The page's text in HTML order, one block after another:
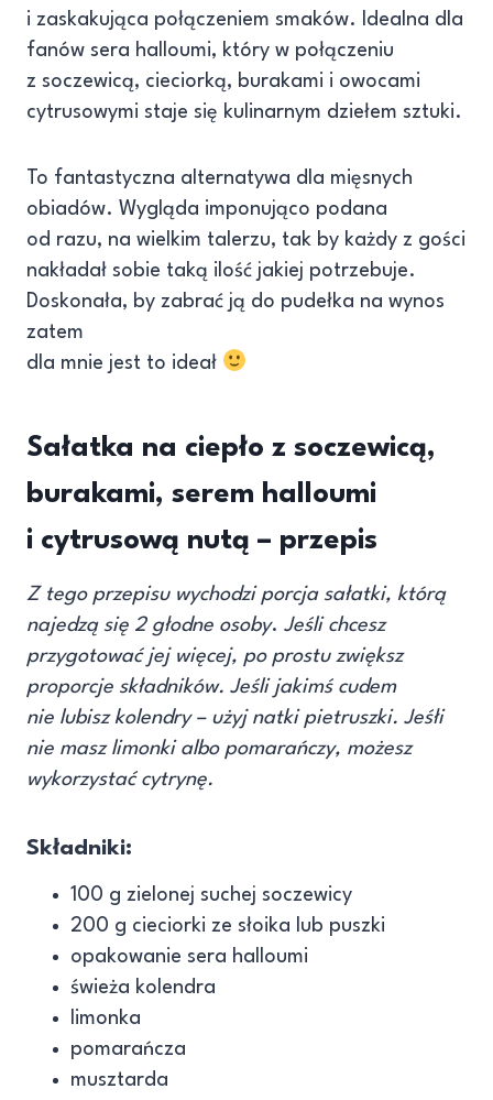
i zaskakująca połączeniem smaków. Idealna dla
fanów sera halloumi, który w połączeniu
z soczewicą, cieciorką, burakami i owocami
cytrusowymi staje się kulinarnym dziełem sztuki.
To fantastyczna alternatywa dla mięsnych
obiadów. Wygląda imponująco podana
od razu, na wielkim talerzu, tak by każdy z gości
nakładał sobie taką ilość jakiej potrzebuje.
Doskonała, by zabrać ją do pudełka na wynos
zatem
dla mnie jest to ideał
Sałatka na ciepło z soczewicą,
burakami, serem halloumi
i cytrusową nutą – przepis
Z tego przepisu wychodzi porcja sałatki, którą
najedzą się 2 głodne osoby. Jeśli chcesz
przygotować jej więcej, po prostu zwiększ
proporcje składników. Jeśli jakimś cudem
nie lubisz kolendry – użyj natki pietruszki. Jeśłi
nie masz limonki albo pomarańczy, możesz
wykorzystać cytrynę.
Składniki:
100 g zielonej suchej soczewicy
200 g cieciorki ze słoika lub puszki
opakowanie sera halloumi
świeża kolendra
limonka
pomarańcza
musztarda